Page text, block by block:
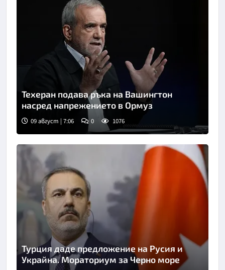
Техеран подава ръка на Вашингтон
насред напрежението в Ормуз
09 август | 7:06 0 1076
Турция даде предложение на Русия и
Украйна. Мораториум за Черно море